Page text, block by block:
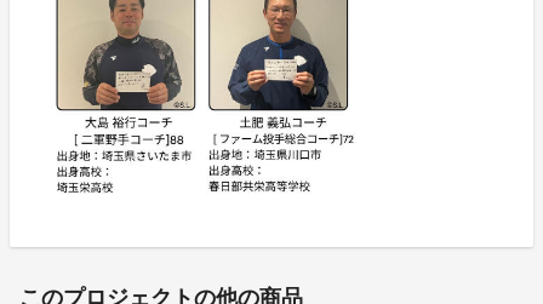
このプロジェクトの他の商品